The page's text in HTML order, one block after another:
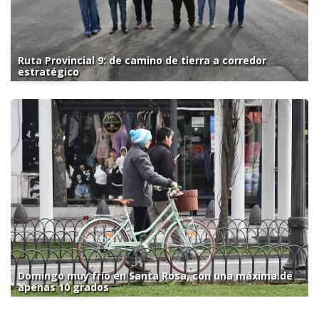
Ruta Provincial 9: de camino de tierra a corredor
estratégico
Domingo muy frío en Santa Rosa, con una máxima de
apenas 10 grados